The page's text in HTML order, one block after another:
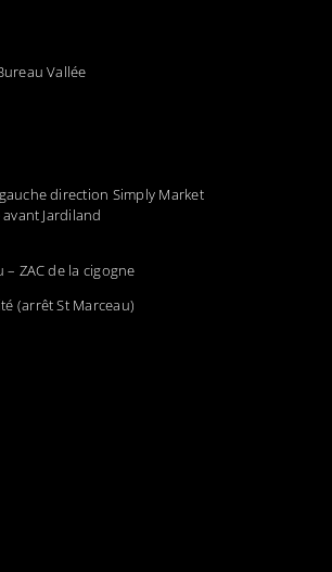
Vallée
direction Simply Market
Jardiland
ZAC de la cigogne
(arrêt St Marceau)